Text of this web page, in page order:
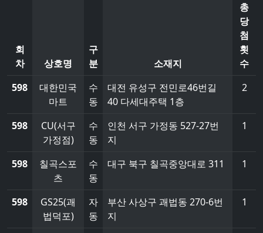
회
차
상호명
구
분
소재지
총
당
첨
횟
수
598
대한민국
마트
수
동
대전 유성구 전민로46번길
40 다세대주택 1층
2
598
CU(서구
가정점)
수
동
인천 서구 가정동 527-27번
지
1
598
칠곡스포
츠
수
동
대구 북구 칠곡중앙대로 311 1
598
GS25(괘
법덕포)
자
동
부산 사상구 괘법동 270-6번
지
1